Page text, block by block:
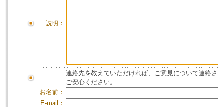
説明：
連絡先を教えていただければ、ご意見について連絡
ご安心ください。
お名前：
E-mail：